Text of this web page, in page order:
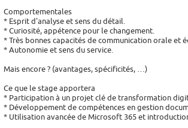
Comportementales
* Esprit d'analyse et sens du détail.
* Curiosité, appétence pour le changement.
* Très bonnes capacités de communication orale et
* Autonomie et sens du service.
Mais encore ? (avantages, spécificités, …)
Ce que le stage apportera
* Participation à un projet clé de transformation
* Développement de compétences en gestion
* Utilisation avancée de Microsoft 365 et